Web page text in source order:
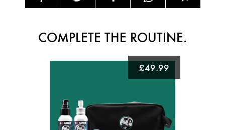
COMPLETE THE ROUTINE.
£49.99